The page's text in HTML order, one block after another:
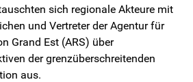
sich regionale Akteure mit
und Vertreter der Agentur für
Grand Est (ARS) über
der grenzüberschreitenden
aus.